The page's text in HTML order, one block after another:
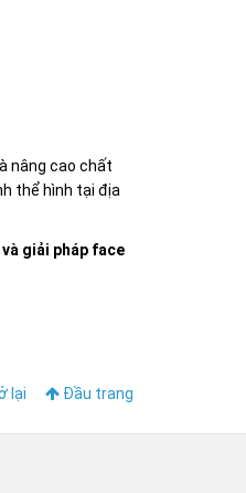
nâng cao chất
thể hình tại địa
giải pháp face
lại
Đầu trang